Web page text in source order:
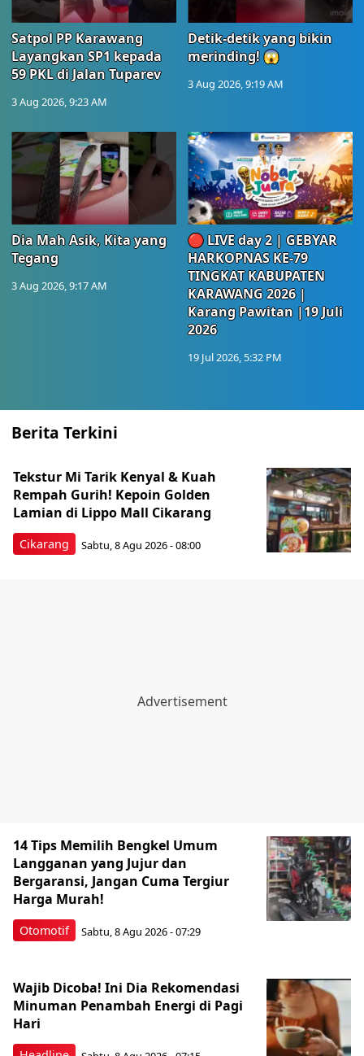
Satpol PP Karawang
Layangkan SP1 kepada
59 PKL di Jalan Tuparev
3 Aug 2026, 9:23 AM
Detik-detik yang bikin
merinding! 😱
3 Aug 2026, 9:19 AM
Dia Mah Asik, Kita yang
Tegang
3 Aug 2026, 9:17 AM
🔴 LIVE day 2 | GEBYAR
HARKOPNAS KE-79
TINGKAT KABUPATEN
KARAWANG 2026 |
Karang Pawitan |19 Juli
2026
19 Jul 2026, 5:32 PM
Berita Terkini
Cikarang
Tekstur Mi Tarik Kenyal & Kuah
Rempah Gurih! Kepoin Golden
Lamian di Lippo Mall Cikarang
Sabtu, 8 Agu 2026 - 08:00
Otomotif
14 Tips Memilih Bengkel Umum
Langganan yang Jujur dan
Bergaransi, Jangan Cuma Tergiur
Harga Murah!
Sabtu, 8 Agu 2026 - 07:29
Wajib Dicoba! Ini Dia Rekomendasi
Minuman Penambah Energi di Pagi
Hari